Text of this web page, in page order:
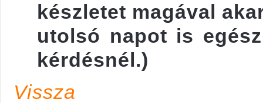
készletet magával
utolsó napot is
kérdésnél.)
Vissza